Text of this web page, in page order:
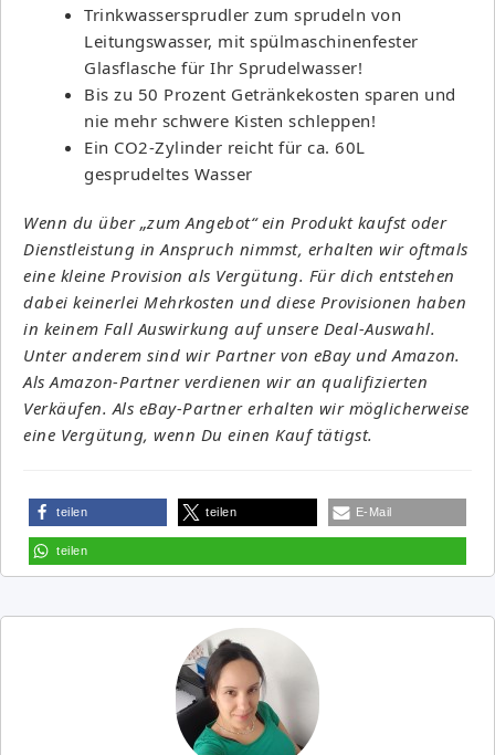
Trinkwassersprudler zum sprudeln von
Leitungswasser, mit spülmaschinenfester
Glasflasche für Ihr Sprudelwasser!
Bis zu 50 Prozent Getränkekosten sparen und
nie mehr schwere Kisten schleppen!
Ein CO2-Zylinder reicht für ca. 60L
gesprudeltes Wasser
Wenn du über „zum Angebot“ ein Produkt kaufst oder
Dienstleistung in Anspruch nimmst, erhalten wir oftmals
eine kleine Provision als Vergütung. Für dich entstehen
dabei keinerlei Mehrkosten und diese Provisionen haben
in keinem Fall Auswirkung auf unsere Deal-Auswahl.
Unter anderem sind wir Partner von eBay und Amazon.
Als Amazon-Partner verdienen wir an qualifizierten
Verkäufen. Als eBay-Partner erhalten wir möglicherweise
eine Vergütung, wenn Du einen Kauf tätigst.
teilen teilen E-Mail
teilen